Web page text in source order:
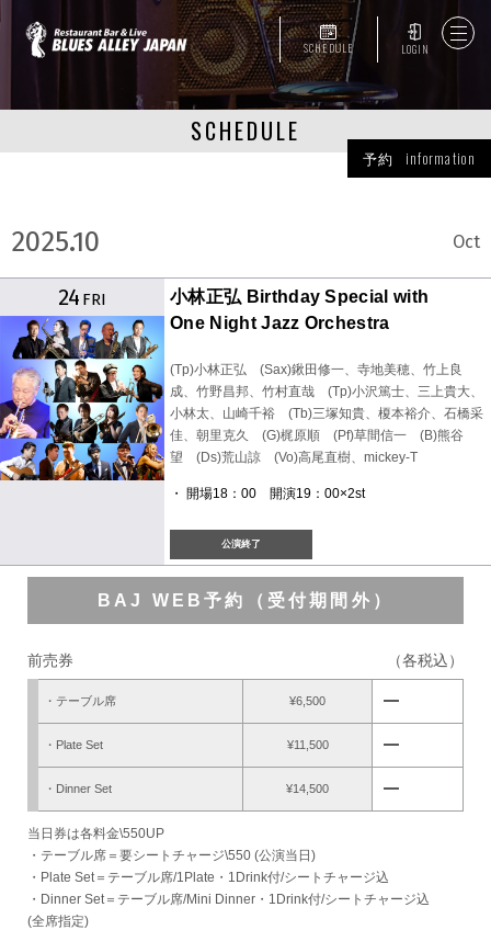
SCHEDULE LOGIN
SCHEDULE
予約 information
2025.10 Oct
24 FRI
小林正弘 Birthday Special with
One Night Jazz Orchestra
(Tp)小林正弘 (Sax)鍬田修一、寺地美穂、竹上良
成、竹野昌邦、竹村直哉 (Tp)小沢篤士、三上貴大、
小林太、山崎千裕 (Tb)三塚知貴、榎本裕介、石橋采
佳、朝里克久 (G)梶原順 (Pf)草間信一 (B)熊谷
望 (Ds)荒山諒 (Vo)高尾直樹、mickey-T
・ 開場18：00 開演19：00×2st
公演終了
BAJ WEB予約（受付期間外）
前売券 （各税込）
・テーブル席 ¥6,500 remove
・Plate Set ¥11,500 remove
・Dinner Set ¥14,500 remove
当日券は各料金\550UP
・テーブル席＝要シートチャージ\550 (公演当日)
・Plate Set＝テーブル席/1Plate・1Drink付/シートチャージ込
・Dinner Set＝テーブル席/Mini Dinner・1Drink付/シートチャージ込
(全席指定)